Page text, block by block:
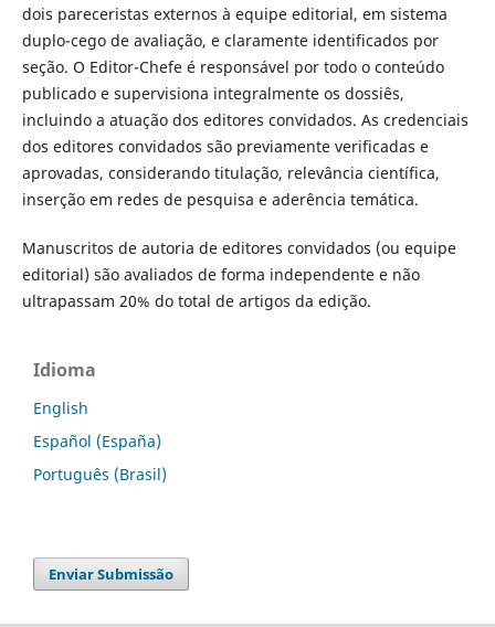
dois pareceristas externos à equipe editorial, em sistema
duplo-cego de avaliação, e claramente identificados por
seção. O Editor-Chefe é responsável por todo o conteúdo
publicado e supervisiona integralmente os dossiês,
incluindo a atuação dos editores convidados. As credenciais
dos editores convidados são previamente verificadas e
aprovadas, considerando titulação, relevância científica,
inserção em redes de pesquisa e aderência temática.
Manuscritos de autoria de editores convidados (ou equipe
editorial) são avaliados de forma independente e não
ultrapassam 20% do total de artigos da edição.
Idioma
English
Español (España)
Português (Brasil)
Enviar Submissão